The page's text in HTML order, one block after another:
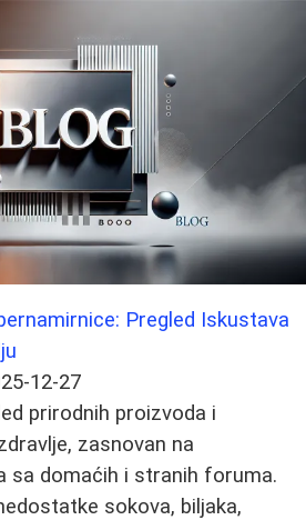
Pregled Iskustava
12-27
prirodnih proizvoda i
zasnovan na
sa domaćih i stranih foruma.
sokova, biljaka,